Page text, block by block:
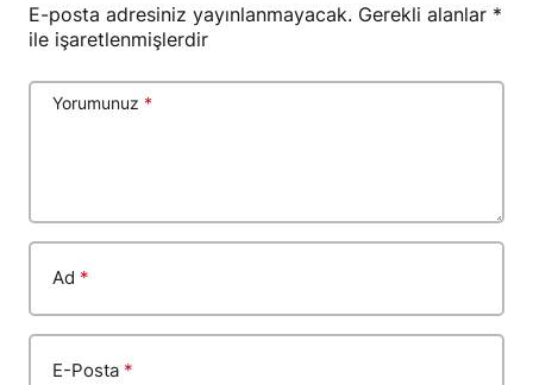
E-posta adresiniz yayınlanmayacak. Gerekli alanlar *
ile işaretlenmişlerdir
Yorumunuz *
Ad *
E-Posta *